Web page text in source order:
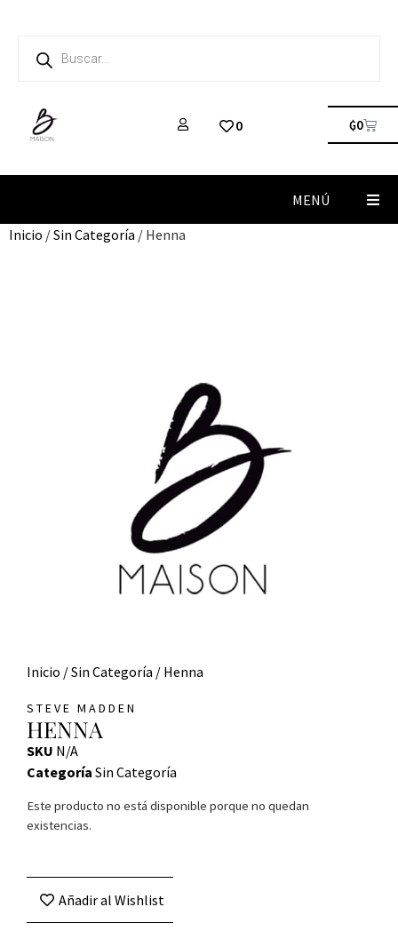
0 ₲0
MENÚ
Inicio /Sin Categoría / Henna
Inicio /Sin Categoría / Henna
STEVE MADDEN
HENNA
SKU N/A
Categoría Sin Categoría
Este producto no está disponible porque no quedan
existencias.
Añadir al Wishlist